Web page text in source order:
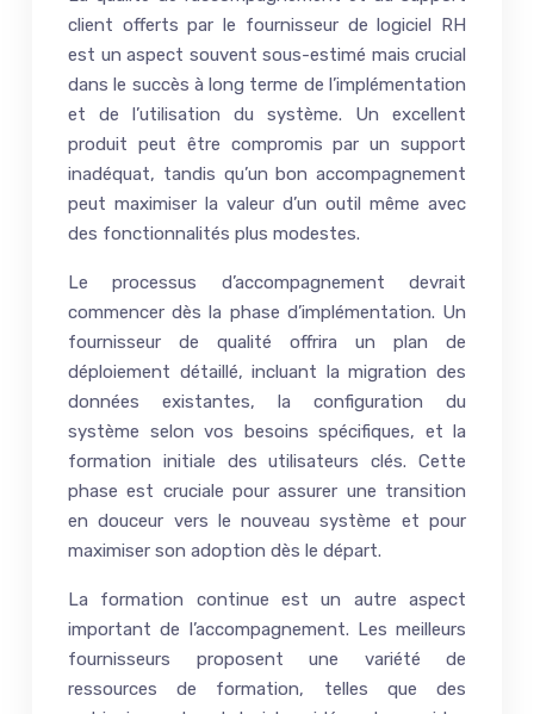
client offerts par le fournisseur de logiciel RH
est un aspect souvent sous-estimé mais crucial
dans le succès à long terme de l’implémentation
et de l’utilisation du système. Un excellent
produit peut être compromis par un support
inadéquat, tandis qu’un bon accompagnement
peut maximiser la valeur d’un outil même avec
des fonctionnalités plus modestes.
Le processus d’accompagnement devrait
commencer dès la phase d’implémentation. Un
fournisseur de qualité offrira un plan de
déploiement détaillé, incluant la migration des
données existantes, la configuration du
système selon vos besoins spécifiques, et la
formation initiale des utilisateurs clés. Cette
phase est cruciale pour assurer une transition
en douceur vers le nouveau système et pour
maximiser son adoption dès le départ.
La formation continue est un autre aspect
important de l’accompagnement. Les meilleurs
fournisseurs proposent une variété de
ressources de formation, telles que des